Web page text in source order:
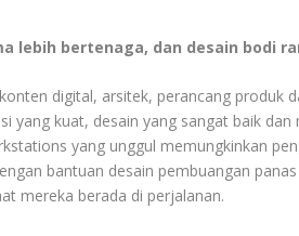
lebih bertenaga, dan desain bodi
digital, arsitek, perancang produk
yang kuat, desain yang sangat baik
yang unggul memungkinkan
bantuan desain pembuangan
mereka berada di perjalanan.